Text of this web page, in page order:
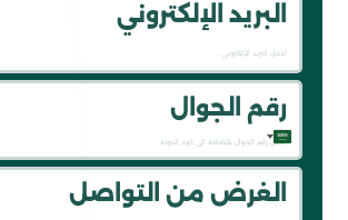
البريد الإلكتروني
رقم الجوال
Saudi
Arabia
الغرض من التواصل